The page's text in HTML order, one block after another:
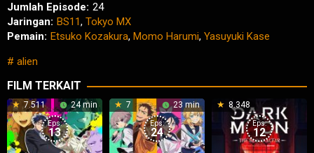
Jumlah Episode: 24
Jaringan: BS11, Tokyo MX
Pemain: Etsuko Kozakura, Momo Harumi, Yasuyuki Kase
alien
FILM TERKAIT
7.511 24 min
Eps:
13
7 23 min
Eps:
24
8.348
Eps:
12